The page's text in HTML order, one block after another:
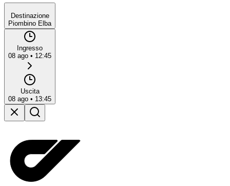
Destinazione
Piombino Elba
Ingresso
08 ago • 12:45
Uscita
08 ago • 13:45